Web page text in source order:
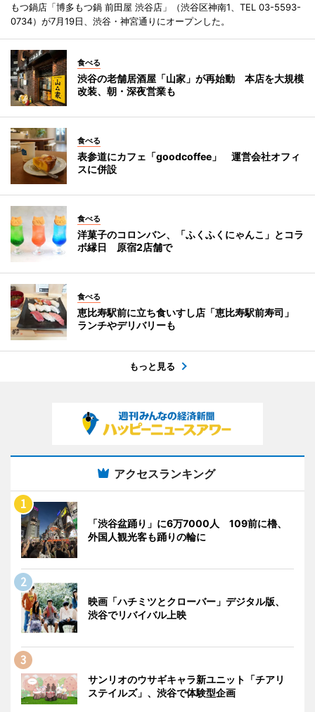
もつ鍋店「博多もつ鍋 前田屋 渋谷店」（渋谷区神南1、TEL 03-5593-
0734）が7月19日、渋谷・神宮通りにオープンした。
食べる
渋谷の老舗居酒屋「山家」が再始動 本店を大規模
改装、朝・深夜営業も
食べる
表参道にカフェ「goodcoffee」 運営会社オフィ
スに併設
食べる
洋菓子のコロンバン、「ふくふくにゃんこ」とコラ
ボ縁日 原宿2店舗で
食べる
恵比寿駅前に立ち食いすし店「恵比寿駅前寿司」
ランチやデリバリーも
もっと見る
アクセスランキング
「渋谷盆踊り」に6万7000人 109前に櫓、
外国人観光客も踊りの輪に
映画「ハチミツとクローバー」デジタル版、
渋谷でリバイバル上映
サンリオのウサギキャラ新ユニット「チアリ
ステイルズ」、渋谷で体験型企画